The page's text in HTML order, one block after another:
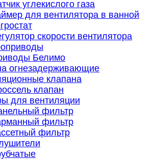
углекислого газа
для вентилятора в ванной
скорости вентилятора
Белимо
огнезадерживающие
клапана
клапан
для вентиляции
фильтр
фильтр
фильтр